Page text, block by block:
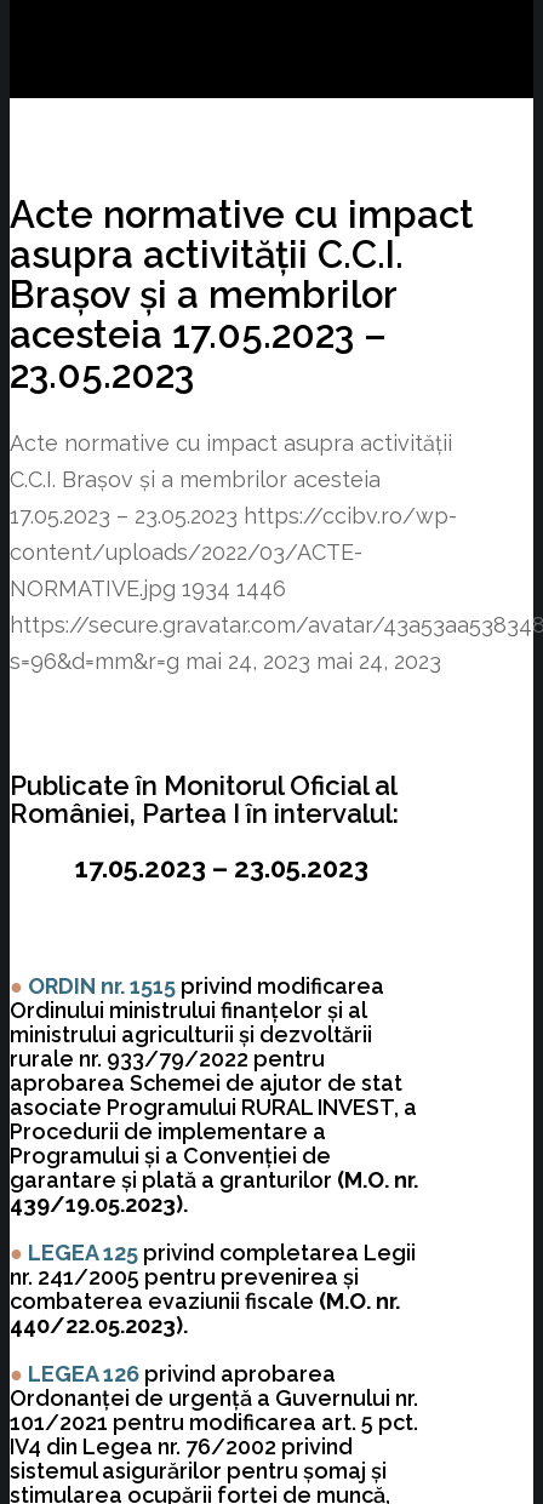
Acte normative cu impact
asupra activității C.C.I.
Brașov și a membrilor
acesteia 17.05.2023 –
23.05.2023
Acte normative cu impact asupra activității
C.C.I. Brașov și a membrilor acesteia
17.05.2023 – 23.05.2023 https://ccibv.ro/wp-
content/uploads/2022/03/ACTE-
NORMATIVE.jpg 1934 1446
https://secure.gravatar.com/avatar/
s=96&d=mm&r=g mai 24, 2023 mai 24, 2023
Publicate în Monitorul Oficial al
României, Partea I în intervalul:
17.05.2023 – 23.05.2023
● ORDIN nr. 1515 privind modificarea
Ordinului ministrului finanţelor şi al
ministrului agriculturii şi dezvoltării
rurale nr. 933/79/2022 pentru
aprobarea Schemei de ajutor de stat
asociate Programului RURAL INVEST, a
Procedurii de implementare a
Programului şi a Convenţiei de
garantare şi plată a granturilor (M.O. nr.
439/19.05.2023).
● LEGEA 125 privind completarea Legii
nr. 241/2005 pentru prevenirea şi
combaterea evaziunii fiscale (M.O. nr.
440/22.05.2023).
● LEGEA 126 privind aprobarea
Ordonanţei de urgenţă a Guvernului nr.
101/2021 pentru modificarea art. 5 pct.
IV4 din Legea nr. 76/2002 privind
sistemul asigurărilor pentru şomaj şi
stimularea ocupării forţei de muncă,